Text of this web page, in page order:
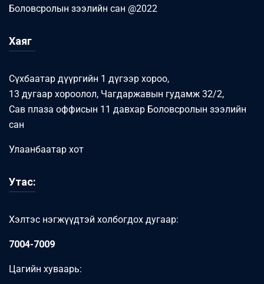
Боловсролын зээлийн сан @2022
Хаяг
Сүхбаатар дүүргийн 1 дүгээр хороо,
13 дугаар хороолол, Чагдаржавын гудамж 32/2,
Сав плаза оффисын 11 давхар Боловсролын зээлийн
сан
Улаанбаатар хот
Утас:
Хэлтэс нэгжүүдтэй холбогдох дугаар:
7004-7009
Цагийн хуваарь: